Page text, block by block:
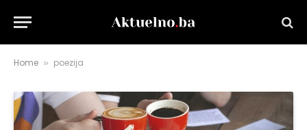
Home » poezija